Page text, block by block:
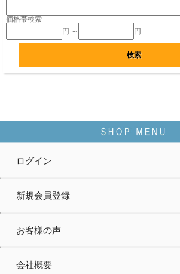
価格帯検索
円 ～
円
ログイン
新規会員登録
お客様の声
会社概要